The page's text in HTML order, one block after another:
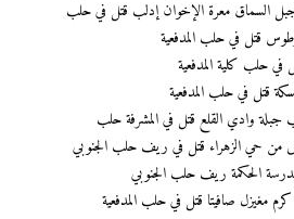
السماق معرة الإخوان إدلب قتل في حلب
قتل في حلب المدفعية
حلب كلية المدفعية
قتل في حلب المدفعية
وادي القلع قتل في المشرفة حلب
حي الزهراء قتل في ريف حلب الجنوبي
الحكمة ريف حلب الجنوبي
مغيزل صافيتا قتل في حلب المدفعية